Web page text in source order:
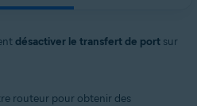
désactiver le transfert de port sur
routeur pour obtenir des